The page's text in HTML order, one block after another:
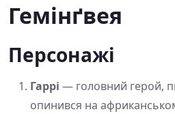
Гемінґвея
Персонажі
Гаррі — головний герой,
опинився на